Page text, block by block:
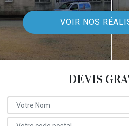
VOIR NOS
DEVIS